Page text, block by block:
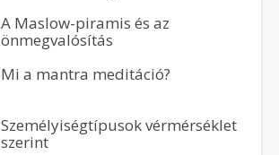
A Maslow-piramis és az
önmegvalósítás
Mi a mantra meditáció?
Személyiségtípusok vérmérséklet
szerint